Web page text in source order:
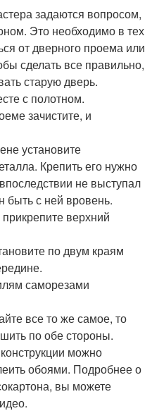
задаются вопросом,
Это необходимо в тех
от дверного проема или
сделать все правильно,
старую дверь.
с полотном.
зачистите, и
установите
Крепить его нужно
не выступал
быть с ней вровень.
верхний
по двум краям
саморезами
все то же самое, то
по обе стороны.
можно
обоями. Подробнее о
вы можете